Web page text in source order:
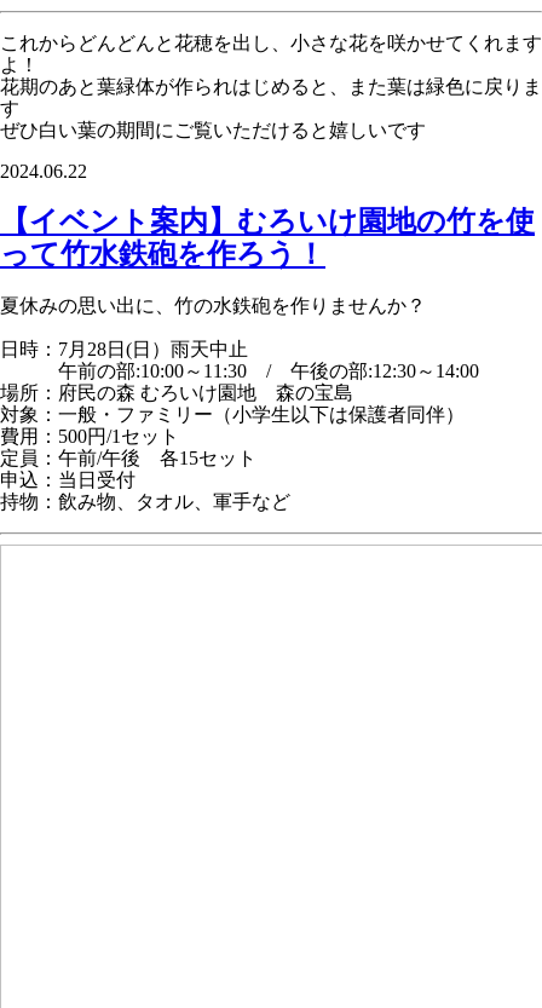
これからどんどんと花穂を出し、小さな花を咲かせてくれます
よ！
花期のあと葉緑体が作られはじめると、また葉は緑色に戻りま
す
ぜひ白い葉の期間にご覧いただけると嬉しいです
2024.06.22
【イベント案内】むろいけ園地の竹を使
って竹水鉄砲を作ろう！
夏休みの思い出に、竹の水鉄砲を作りませんか？
日時：7月28日(日）雨天中止
午前の部:10:00～11:30 / 午後の部:12:30～14:00
場所：府民の森 むろいけ園地 森の宝島
対象：一般・ファミリー（小学生以下は保護者同伴）
費用：500円/1セット
定員：午前/午後 各15セット
申込：当日受付
持物：飲み物、タオル、軍手など